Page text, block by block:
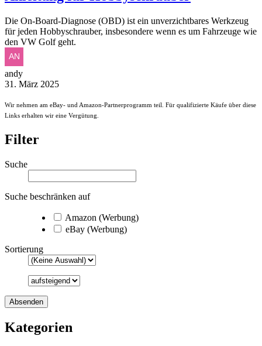
Die On-Board-Diagnose (OBD) ist ein unverzichtbares Werkzeug
für jeden Hobbyschrauber, insbesondere wenn es um Fahrzeuge wie
den VW Golf geht.
andy
31. März 2025
Wir nehmen am eBay- und Amazon-Partnerprogramm teil. Für qualifizierte Käufe über diese
Links erhalten wir eine Vergütung.
Filter
Suche
Suche beschränken auf
Amazon (Werbung)
eBay (Werbung)
Sortierung
Kategorien